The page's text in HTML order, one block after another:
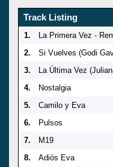
Track Listing
1. La Primera Vez -
2.
Si Vuelves (Godi
3.
La Última Vez
4.
Nostalgia
5.
Camilo y Eva
6.
Pulsos
7.
M19
8.
Adiós Eva